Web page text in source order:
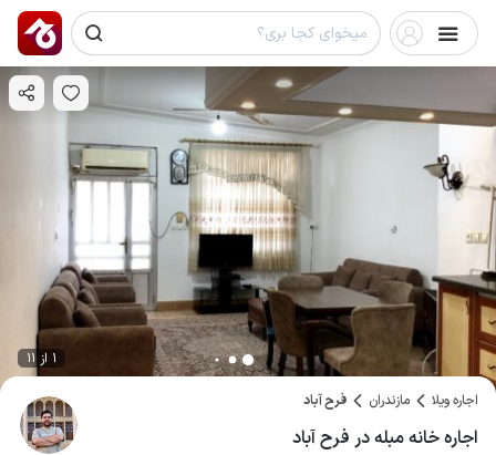
1 از 11
اجاره ویلا مازندران فرح آباد
اجاره خانه مبله در فرح آباد